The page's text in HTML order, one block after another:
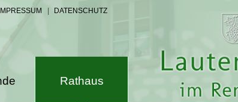
IMPRESSUM DATENSCHUTZ
Rathaus